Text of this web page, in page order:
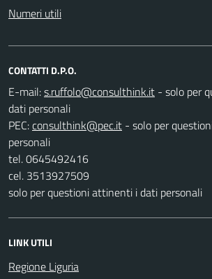
Numeri utili
CONTATTI D.P.O.
E-mail:
- solo per
dati personali
PEC:
- solo per
personali
tel. 0645492416
cel. 3513927509
solo per questioni attinenti i dati personali
LINK UTILI
Regione Liguria